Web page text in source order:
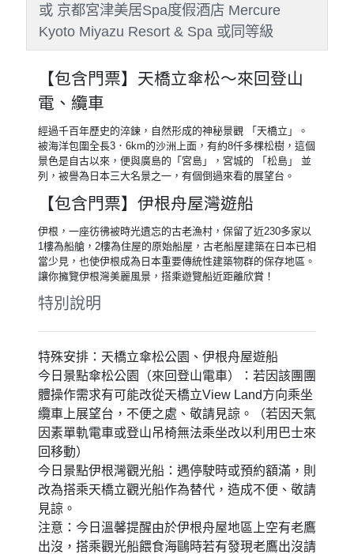
或 京都宮津美居Spa度假酒店 Mercure
Kyoto Miyazu Resort & Spa 或同等級
【包含門票】天橋立傘松～來回登山
電、纜車
經過千百年歷史的淬鍊，自然形成的神秘景觀 「天橋立」。
被海洋包圍全長3．6km的沙洲上面，有約8仟多棵松樹，這個
景色是自古以來，便與廣島的「宮島」，宮城的 「松島」 並
列，被譽為日本三大名景之一，有個倒過來看的展望台。
【包含門票】伊根舟屋灣遊船
伊根，一座彷彿被時光遺忘的古老漁村，保留了近230多家以
1樓為船艙，2樓為住屋的原始船屋，古老船屋建築在日本已相
當少見，也使伊根成為日本重要傳統性建築物群的保存地區。
讓你擁覽伊根灣美麗風景，搭乘遊覽船近距離欣賞！
特別說明
特殊安排：天橋立傘松公園、伊根舟屋遊船
今日景點傘松公園（來回登山電車）：若因該團團
體操作需求有可能改從天橋立View Land方向乘坐
纜車上展望台，不便之處、敬請見諒。（若因天氣
因素單軌電車或登山吊椅無法乘坐改以利用巴士來
回移動）
今日景點伊根灣觀光船：遇停駛時或預約額滿，則
改為搭乘天橋立觀光船作為替代，造成不便、敬請
見諒。
注意：今日溫馨提醒由於伊根舟屋地區上空有老鷹
出沒，搭乘觀光船餵食海鷗時若有發現老鷹出沒請